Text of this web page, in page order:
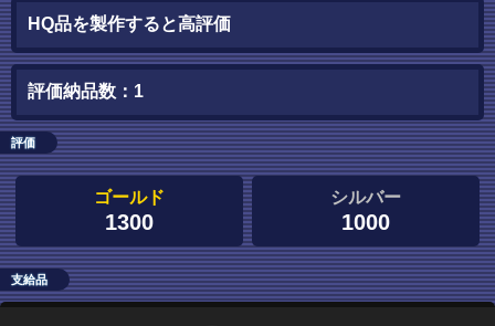
HQ品を製作すると高評価
評価納品数：1
評価
ゴールド
1300
シルバー
1000
支給品